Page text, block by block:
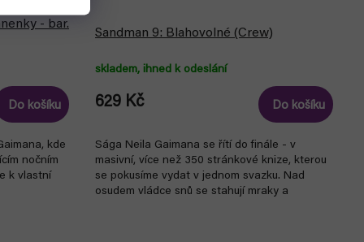
- bar.
Do košíku
kde
nočním
k vlastní
Sandman 9: Blahovolné (Crew)
skladem, ihned k odeslání
629 Kč Do košíku
Sága Neila Gaimana se řítí do finále - v
masivní, více než 350 stránkové knize, kterou
se pokusíme vydat v jednom svazku. Nad
osudem vládce snů se stahují mraky a